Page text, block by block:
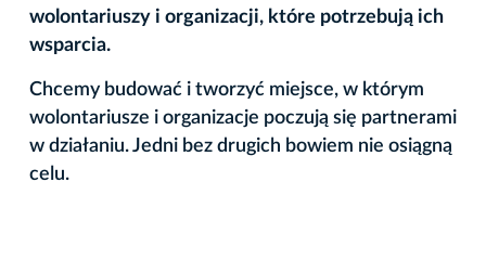
wolontariuszy i organizacji, które potrzebują ich
wsparcia.
Chcemy budować i tworzyć miejsce, w którym
wolontariusze i organizacje poczują się partnerami
w działaniu. Jedni bez drugich bowiem nie osiągną
celu.